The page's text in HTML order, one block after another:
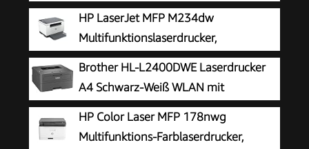
WLAN, Airprint, Smart App, Bis zu 20
S./Min drucken, Auto-On/Auto-Off-Technologie
HP LaserJet MFP M234dw
Multifunktionslaserdrucker,
Schwarzweiß, 3-in-1 Drucker, Scanner,
Kopierer, WLAN, LAN, Duplex, Airprint, 29 S/Min
Brother HL-L2400DWE Laserdrucker
A4 Schwarz-Weiß WLAN mit
Automatischem Duplexdruck LC-
Display
HP Color Laser MFP 178nwg
Multifunktions-Farblaserdrucker,